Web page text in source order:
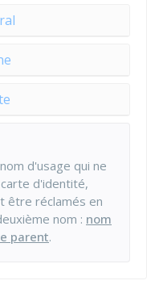
d'usage qui ne
d'identité,
être réclamés en
nom : nom
parent.